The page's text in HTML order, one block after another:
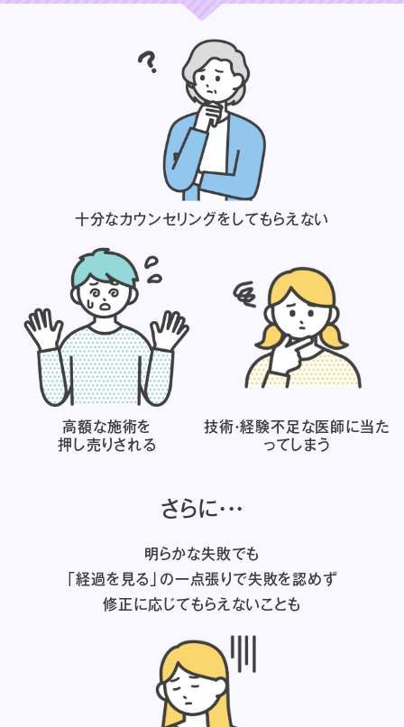
十分なカウンセリングをしてもらえない
高額な施術を
押し売りされる
技術・経験不足な医師に当た
ってしまう
さらに・・・
明らかな失敗でも
「経過を見る」の一点張りで失敗を認めず
修正に応じてもらえないことも